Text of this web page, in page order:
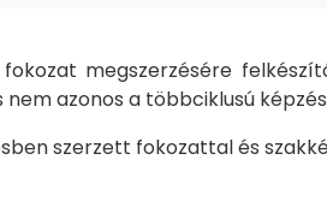
megszerzésére
azonos a többciklusú
szerzett fokozattal és